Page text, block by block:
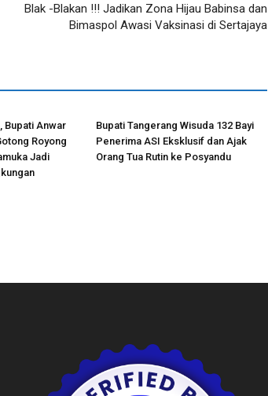
Blak -Blakan !!! Jadikan Zona Hijau Babinsa dan
Bimaspol Awasi Vaksinasi di Sertajaya
Bupati Anwar
Royong
Jadi
Bupati Tangerang Wisuda 132 Bayi
Penerima ASI Eksklusif dan Ajak
Orang Tua Rutin ke Posyandu